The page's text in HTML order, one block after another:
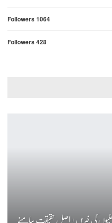
Followers 1064
Followers 428
31 اگست تک چھٹیوں کی خبریں ! اصل حقیقت سامنے